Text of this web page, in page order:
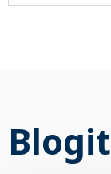
Blogit